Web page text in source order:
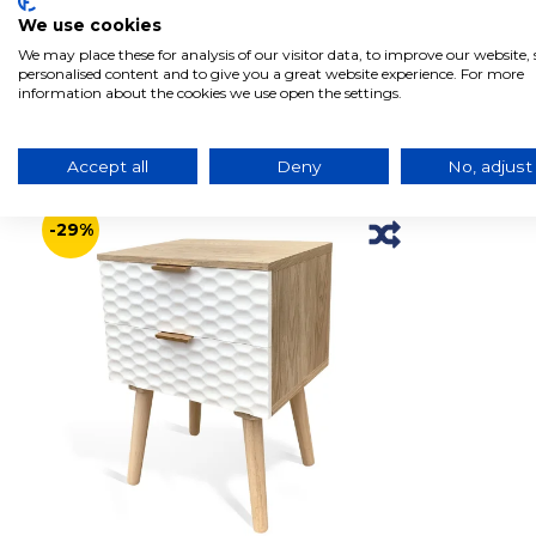
-29%
We use cookies
We may place these for analysis of our visitor data, to improve our website,
personalised content and to give you a great website experience. For more
information about the cookies we use open the settings.
Accept all Deny No, adjust